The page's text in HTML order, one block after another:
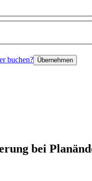
buchen? Übernehmen
bei